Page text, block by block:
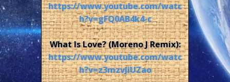
https://www.youtube.com/watc
h?v=gFQ0AB4k4-c
What Is Love? (Moreno J Remix):
https://www.youtube.com/watc
h?v=z3mzvJiUZao